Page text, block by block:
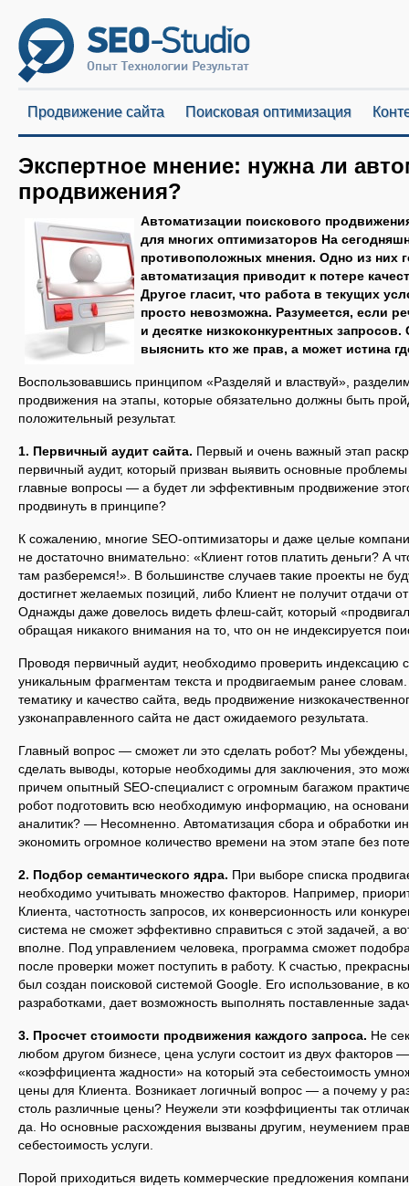
Продвижение сайта Поисковая оптимизация
Экспертное мнение: нужна ли
продвижения?
Автоматизации поискового
для многих оптимизаторов На
противоположных мнения. Одно из них
автоматизация приводит к потере
Другое гласит, что работа в текущих
просто невозможна. Разумеется, если
и десятке низкоконкурентных
выяснить кто же прав, а может истина
Воспользовавшись принципом «Разделяй и властвуй»,
продвижения на этапы, которые обязательно должны быть
положительный результат.
1. Первичный аудит сайта. Первый и очень важный этап
первичный аудит, который призван выявить основные проблемы
главные вопросы — а будет ли эффективным продвижение
продвинуть в принципе?
К сожалению, многие SEO-оптимизаторы и даже целые
не достаточно внимательно: «Клиент готов платить деньги? А
там разберемся!». В большинстве случаев такие проекты не
достигнет желаемых позиций, либо Клиент не получит отдачи
Однажды даже довелось видеть флеш-сайт, который
обращая никакого внимания на то, что он не индексируется
Проводя первичный аудит, необходимо проверить индексацию
уникальным фрагментам текста и продвигаемым ранее
тематику и качество сайта, ведь продвижение
узконаправленного сайта не даст ожидаемого результата.
Главный вопрос — сможет ли это сделать робот? Мы убеждены,
сделать выводы, которые необходимы для заключения, это
причем опытный SEO-специалист с огромным багажом
робот подготовить всю необходимую информацию, на
аналитик? — Несомненно. Автоматизация сбора и обработки
экономить огромное количество времени на этом этапе без
2. Подбор семантического ядра. При выборе списка
необходимо учитывать множество факторов. Например,
Клиента, частотность запросов, их конверсионность или
система не сможет эффективно справиться с этой задачей, а
вполне. Под управлением человека, программа сможет
после проверки может поступить в работу. К счастью,
был создан поисковой системой Google. Его использование, в
разработками, дает возможность выполнять поставленные
3. Просчет стоимости продвижения каждого запроса. Не
любом другом бизнесе, цена услуги состоит из двух факторов
«коэффициента жадности» на который эта себестоимость
цены для Клиента. Возникает логичный вопрос — а почему у
столь различные цены? Неужели эти коэффициенты так
да. Но основные расхождения вызваны другим, неумением
себестоимость услуги.
Порой приходиться видеть коммерческие предложения